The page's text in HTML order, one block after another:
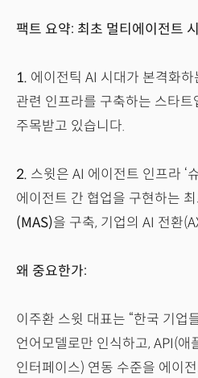
팩트 요약: 최초 멀티에이전트
1. 에이전틱 AI 시대가 본격화
관련 인프라를 구축하는 스타트
주목받고 있습니다.
2. 스윗은 AI 에이전트 인프라 ‘
에이전트 간 협업을 구현하는 최
(MAS)을 구축, 기업의 AI 전환
왜 중요한가:
이주환 스윗 대표는 “한국 기업
언어모델로만 인식하고, API(애
인터페이스) 연동 수준을 에이